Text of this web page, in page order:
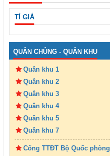
TỈ GIÁ
QUÂN CHỦNG - QUÂN KHU
Quân khu 1
Quân khu 2
Quân khu 3
Quân khu 4
Quân khu 5
Quân khu 7
Cổng TTĐT Bộ Quốc phòng